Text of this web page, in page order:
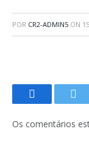
POR CR2-ADMIN5 ON
Facebook
Os comentários